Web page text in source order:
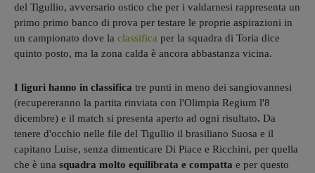
del Tigullio, avversario ostico che per i valdarnesi rappresenta un
primo primo banco di prova per testare le proprie aspirazioni in
un campionato dove la classifica per la squadra di Toria dice
quinto posto, ma la zona calda è ancora abbastanza vicina.
I liguri hanno in classifica tre punti in meno dei sangiovannesi
(recupereranno la partita rinviata con l'Olimpia Regium l'8
dicembre) e il match si presenta aperto ad ogni risultato. Da
tenere d'occhio nelle file del Tigullio il brasiliano Suosa e il
capitano Luise, senza dimenticare Di Piace e Ricchini, per quella
che è una squadra molto equilibrata e compatta e per questo